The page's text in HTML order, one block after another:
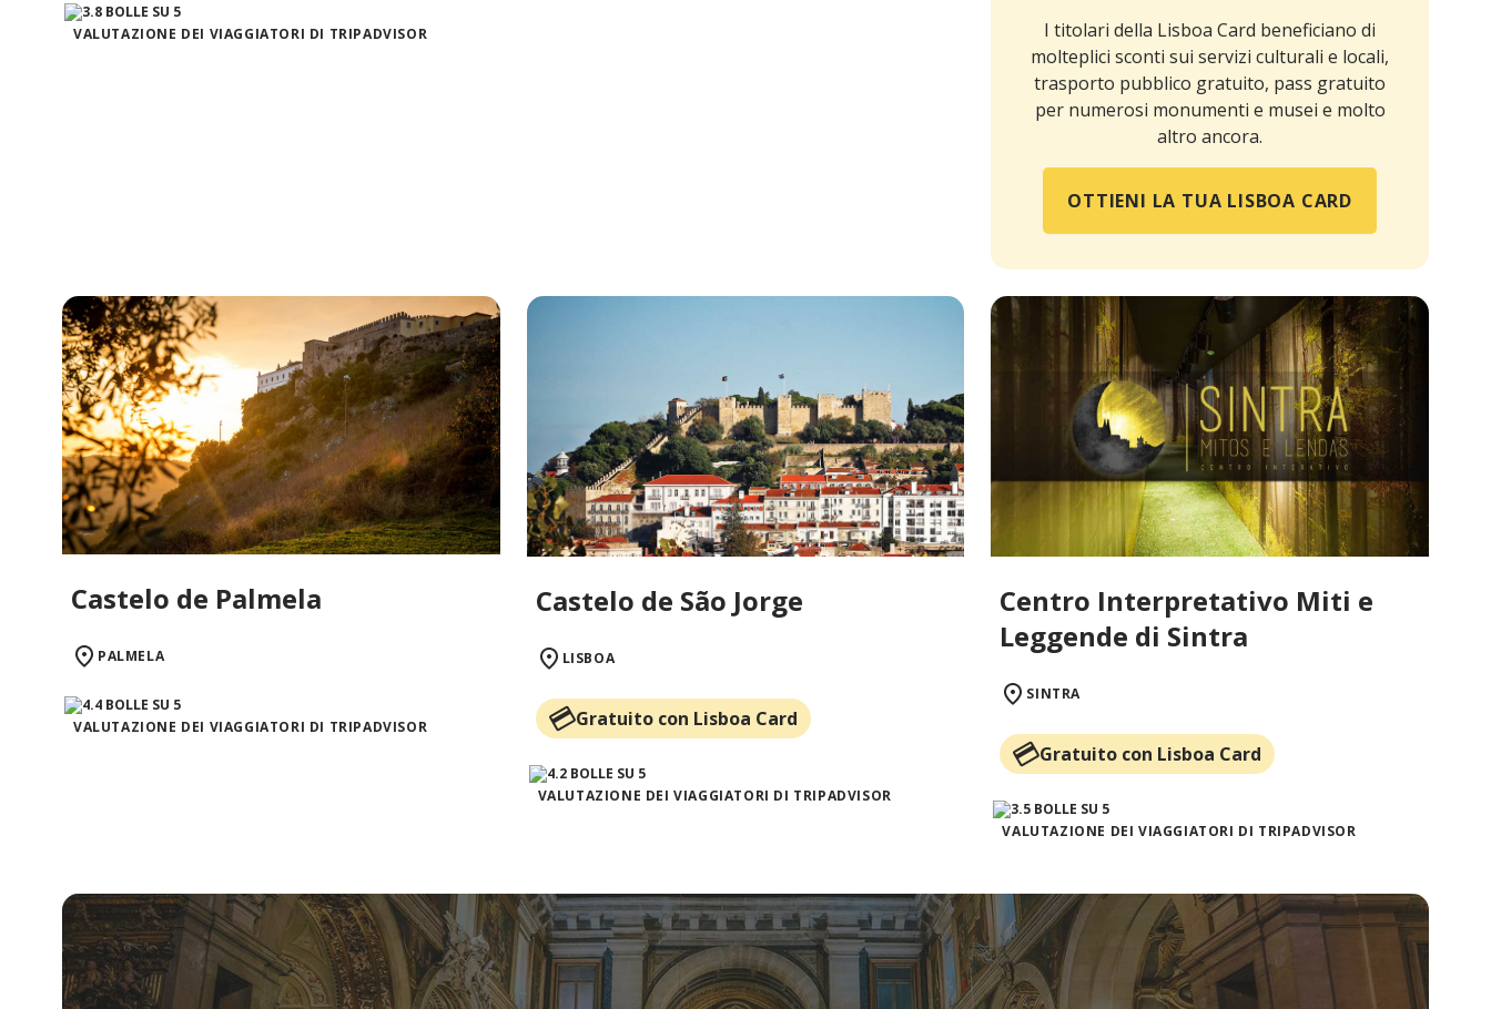
VALUTAZIONE DEI VIAGGIATORI DI TRIPADVISOR
I titolari della Lisboa Card beneficiano di
molteplici sconti sui servizi culturali e locali,
trasporto pubblico gratuito, pass gratuito
per numerosi monumenti e musei e molto
altro ancora.
OTTIENI LA TUA LISBOA CARD
Castelo de Palmela
PALMELA
VALUTAZIONE DEI VIAGGIATORI DI TRIPADVISOR
Castelo de São Jorge
LISBOA
Gratuito con Lisboa Card
VALUTAZIONE DEI VIAGGIATORI DI TRIPADVISOR
Centro Interpretativo Miti e
Leggende di Sintra
SINTRA
Gratuito con Lisboa Card
VALUTAZIONE DEI VIAGGIATORI DI TRIPADVISOR